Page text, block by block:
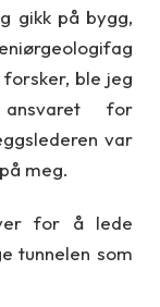
gikk på bygg,
ble jeg
for
var
meg.
for å lede
tunnelen som